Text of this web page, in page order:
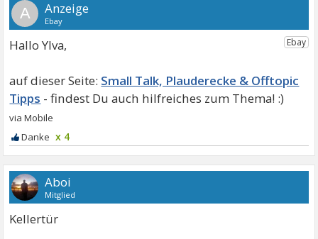
A
Hallo Ylva,
Small Talk, Plauderecke & Offtopic
Tipps
x 4
Aboi
Mitglied
Kellertür